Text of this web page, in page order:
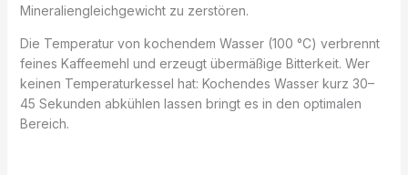
Mineraliengleichgewicht zu zerstören.
Die Temperatur von kochendem Wasser (100 °C) verbrennt
feines Kaffeemehl und erzeugt übermäßige Bitterkeit. Wer
keinen Temperaturkessel hat: Kochendes Wasser kurz 30–
45 Sekunden abkühlen lassen bringt es in den optimalen
Bereich.